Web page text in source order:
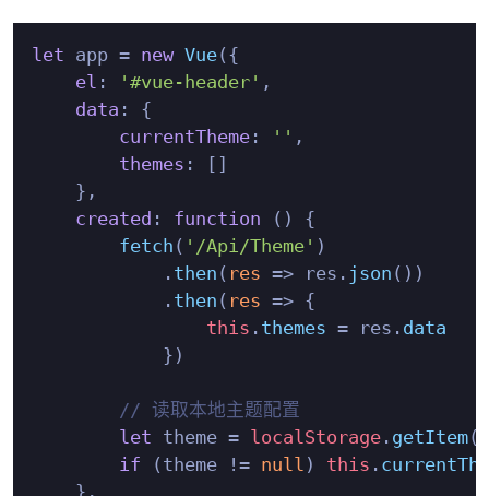
let app = new Vue({
el : '#vue-header' ,
data : {
currentTheme: '' ,
themes : []
    },
created : function ( ) {
fetch ( '/Api/Theme' )
            .
then ( res => res. json ())
            .
then ( res => {
this . themes = res. data
            })
// 读取本地主题配置
let theme = localStorage. getItem(
if (theme != null ) this .